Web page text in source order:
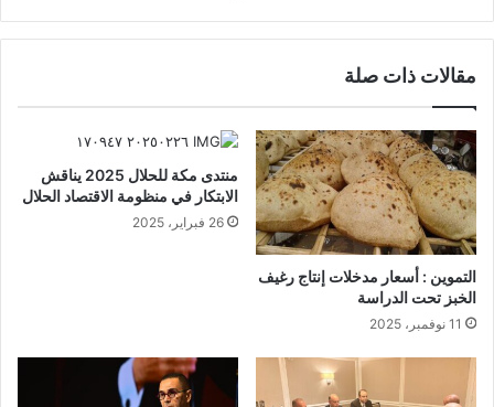
مقالات ذات صلة
التموين : أسعار مدخلات إنتاج رغيف
الخبز تحت الدراسة
11 نوفمبر، 2025
منتدى مكة للحلال 2025 يناقش
الابتكار في منظومة الاقتصاد الحلال
26 فبراير، 2025